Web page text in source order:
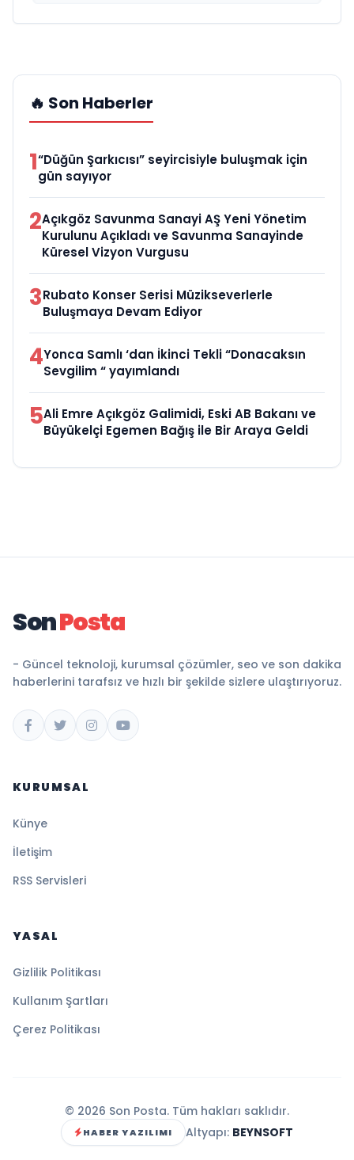
🔥 Son Haberler
1“Düğün Şarkıcısı” seyircisiyle buluşmak için
gün sayıyor
2Açıkgöz Savunma Sanayi AŞ Yeni Yönetim
Kurulunu Açıkladı ve Savunma Sanayinde
Küresel Vizyon Vurgusu
3Rubato Konser Serisi Müzikseverlerle
Buluşmaya Devam Ediyor
4Yonca Samlı ‘dan İkinci Tekli “Donacaksın
Sevgilim “ yayımlandı
5Ali Emre Açıkgöz Galimidi, Eski AB Bakanı ve
Büyükelçi Egemen Bağış ile Bir Araya Geldi
SonPosta
- Güncel teknoloji, kurumsal çözümler, seo ve son dakika
haberlerini tarafsız ve hızlı bir şekilde sizlere ulaştırıyoruz.
KURUMSAL
Künye
İletişim
RSS Servisleri
YASAL
Gizlilik Politikası
Kullanım Şartları
Çerez Politikası
© 2026 Son Posta. Tüm hakları saklıdır.
HABER YAZILIMI Altyapı: BEYNSOFT